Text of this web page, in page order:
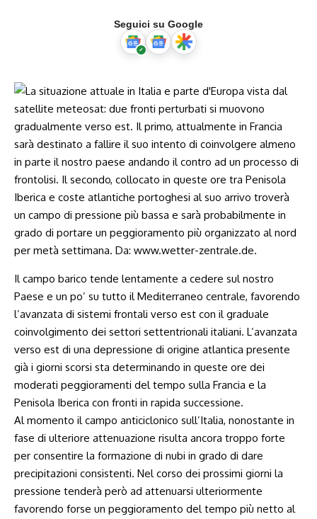
Seguici su Google
Il campo barico tende lentamente a cedere sul nostro
Paese e un po’ su tutto il Mediterraneo centrale, favorendo
l’avanzata di sistemi frontali verso est con il graduale
coinvolgimento dei settori settentrionali italiani. L’avanzata
verso est di una depressione di origine atlantica presente
già i giorni scorsi sta determinando in queste ore dei
moderati peggioramenti del tempo sulla Francia e la
Penisola Iberica con fronti in rapida successione.
Al momento il campo anticiclonico sull’Italia, nonostante in
fase di ulteriore attenuazione risulta ancora troppo forte
per consentire la formazione di nubi in grado di dare
precipitazioni consistenti. Nel corso dei prossimi giorni la
pressione tenderà però ad attenuarsi ulteriormente
favorendo forse un peggioramento del tempo più netto al